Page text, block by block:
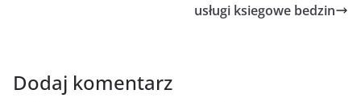
usługi ksiegowe bedzin
Dodaj komentarz